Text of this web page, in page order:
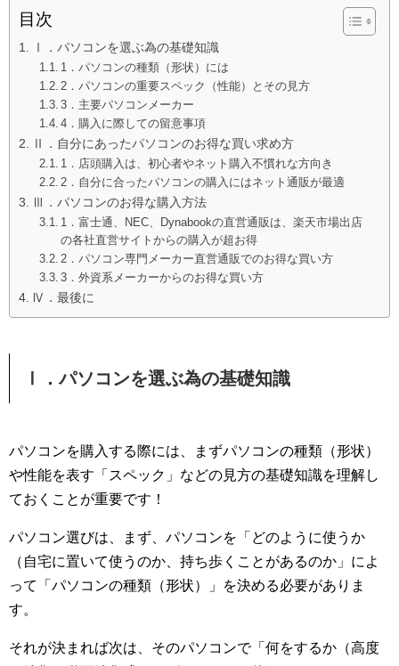
目次
Ⅰ．パソコンを選ぶ為の基礎知識
1．パソコンの種類（形状）には
2．パソコンの重要スペック（性能）とその見方
3．主要パソコンメーカー
4．購入に際しての留意事項
Ⅱ．自分にあったパソコンのお得な買い求め方
1．店頭購入は、初心者やネット購入不慣れな方向き
2．自分に合ったパソコンの購入にはネット通販が最適
Ⅲ．パソコンのお得な購入方法
1．富士通、NEC、Dynabookの直営通販は、楽天市場出店
の各社直営サイトからの購入が超お得
2．パソコン専門メーカー直営通販でのお得な買い方
3．外資系メーカーからのお得な買い方
Ⅳ．最後に
Ⅰ．パソコンを選ぶ為の基礎知識
パソコンを購入する際には、まずパソコンの種類（形状）
や性能を表す「スペック」などの見方の基礎知識を理解し
ておくことが重要です！
パソコン選びは、まず、パソコンを「どのように使うか
（自宅に置いて使うのか、持ち歩くことがあるのか」によ
って「パソコンの種類（形状）」を決める必要がありま
す。
それが決まれば次は、そのパソコンで「何をするか（高度